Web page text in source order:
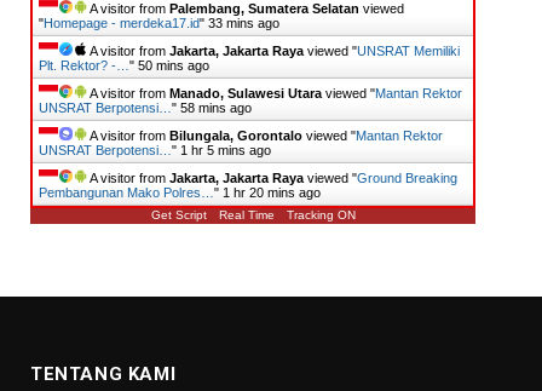
A visitor from Palembang, Sumatera Selatan viewed
"Homepage - merdeka17.id" 33 mins ago
A visitor from Jakarta, Jakarta Raya viewed "UNSRAT Memiliki
Plt. Rektor? -… " 50 mins ago
A visitor from Manado, Sulawesi Utara viewed "Mantan Rektor
UNSRAT Berpotensi… " 58 mins ago
A visitor from Bilungala, Gorontalo viewed "Mantan Rektor
UNSRAT Berpotensi… " 1 hr 5 mins ago
A visitor from Jakarta, Jakarta Raya viewed "Ground Breaking
Pembangunan Mako Polres… " 1 hr 20 mins ago
Get Script Real Time Tracking ON
TENTANG KAMI